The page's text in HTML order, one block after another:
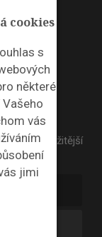
cookies
s
některé
vás
jimi
ty nejdůležitější